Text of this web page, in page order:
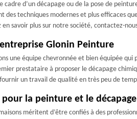
d’un décapage ou de la pose de
des techniques modernes et plus efficaces
en savoir plus sur notre société, contactez-
Glonin Peinture
une équipe chevronnée et bien équipée
prestataire à proposer le décapage
un travail de qualité en très peu de
la peinture et le
méritent d’être confiés à des